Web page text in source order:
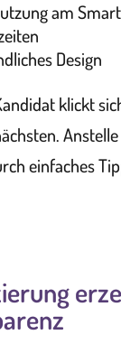
am
Design
klickt
einfaches